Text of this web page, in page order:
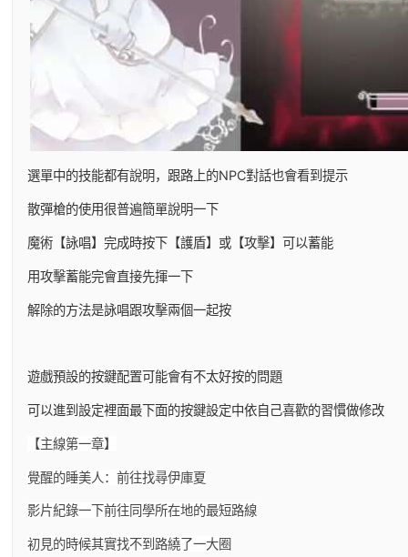
選單中的技能都有說明，跟路上的NPC對話也會看到提示
散彈槍的使用很普遍簡單說明一下
魔術【詠唱】完成時按下【護盾】或【攻擊】可以蓄能
用攻擊蓄能完會直接先揮一下
解除的方法是詠唱跟攻擊兩個一起按
遊戲預設的按鍵配置可能會有不太好按的問題
可以進到設定裡面最下面的按鍵設定中依自己喜歡的習慣做修改
【主線第一章】
覺醒的睡美人：前往找尋伊庫夏
影片紀錄一下前往同學所在地的最短路線
初見的時候其實找不到路繞了一大圈